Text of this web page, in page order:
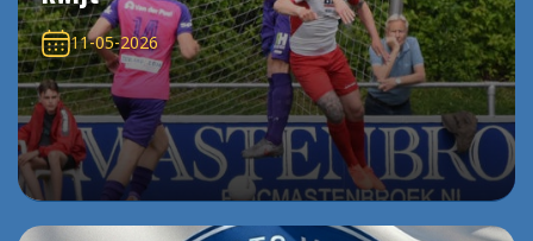
11-05-2026